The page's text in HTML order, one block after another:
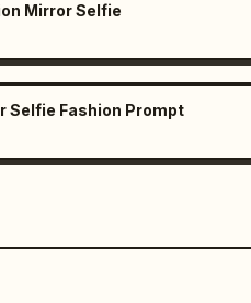
Mirror Selfie
Selfie Fashion Prompt